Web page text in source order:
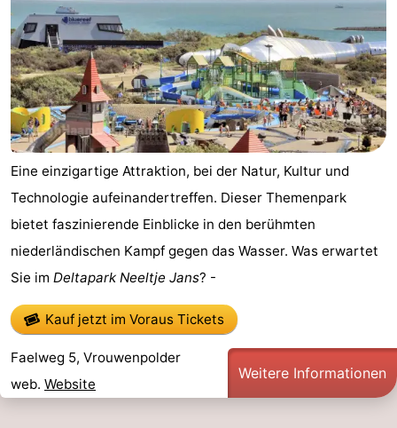
Natur
de
Mantelingen
Westkapelle
-
Zoutelande
-
Natur
Walcherse
bos
-
Dishoek
Vlissingen
-
Middelburg
Zeeuws-
Vlaanderen
-
Sluis
-
Eine einzigartige Attraktion, bei der Natur, Kultur und
Technologie aufeinandertreffen. Dieser Themenpark
bietet faszinierende Einblicke in den berühmten
niederländischen Kampf gegen das Wasser. Was erwartet
Sie im Deltapark Neeltje Jans? -
Kauf jetzt im Voraus Tickets
Faelweg 5, Vrouwenpolder
web. Website
Weitere Informationen